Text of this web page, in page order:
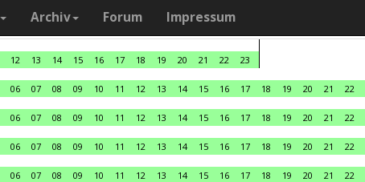
Archiv Forum Impressum
12 13 14 15 16 17 18 19 20 21 22
23
06 07 08 09 10 11 12 13 14 15 16 17 18 19 20 21 22
06 07 08 09 10 11 12 13 14 15 16 17 18 19 20 21 22
06 07 08 09 10 11 12 13 14 15 16 17 18 19 20 21 22
06 07 08 09 10 11 12 13 14 15 16 17 18 19 20 21 22